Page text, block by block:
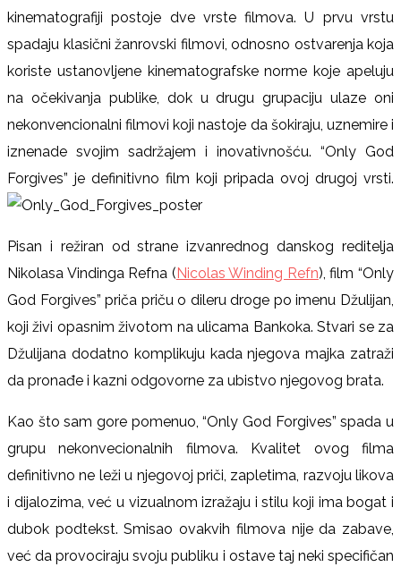
kinematografiji postoje dve vrste filmova. U prvu vrstu
spadaju klasični žanrovski filmovi, odnosno ostvarenja koja
koriste ustanovljene kinematografske norme koje apeluju
na očekivanja publike, dok u drugu grupaciju ulaze oni
nekonvencionalni filmovi koji nastoje da šokiraju, uznemire i
iznenade svojim sadržajem i inovativnošću. “Only God
Forgives” je definitivno film koji pripada ovoj drugoj vrsti.
Pisan i režiran od strane izvanrednog danskog reditelja
Nikolasa Vindinga Refna (Nicolas Winding Refn), film “Only
God Forgives” priča priču o dileru droge po imenu Džulijan,
koji živi opasnim životom na ulicama Bankoka. Stvari se za
Džulijana dodatno komplikuju kada njegova majka zatraži
da pronađe i kazni odgovorne za ubistvo njegovog brata.
Kao što sam gore pomenuo, “Only God Forgives” spada u
grupu nekonvecionalnih filmova. Kvalitet ovog filma
definitivno ne leži u njegovoj priči, zapletima, razvoju likova
i dijalozima, već u vizualnom izražaju i stilu koji ima bogat i
dubok podtekst. Smisao ovakvih filmova nije da zabave,
već da provociraju svoju publiku i ostave taj neki specifičan